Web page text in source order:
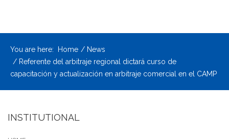
You are here: Home
News
Referente del arbitraje regional dictará curso de
capacitación y actualización en arbitraje comercial en el CAMP
INSTITUTIONAL